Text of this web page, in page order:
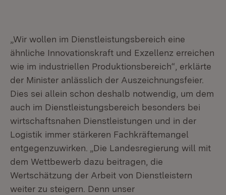
„Wir wollen im Dienstleistungsbereich eine
ähnliche Innovationskraft und Exzellenz erreichen
wie im industriellen Produktionsbereich“, erklärte
der Minister anlässlich der Auszeichnungsfeier.
Dies sei allein schon deshalb notwendig, um dem
auch im Dienstleistungsbereich besonders bei
wirtschaftsnahen Dienstleistungen und in der
Logistik immer stärkeren Fachkräftemangel
entgegenzuwirken. „Die Landesregierung will mit
dem Wettbewerb dazu beitragen, die
Wertschätzung der Arbeit von Dienstleistern
weiter zu steigern. Denn unser